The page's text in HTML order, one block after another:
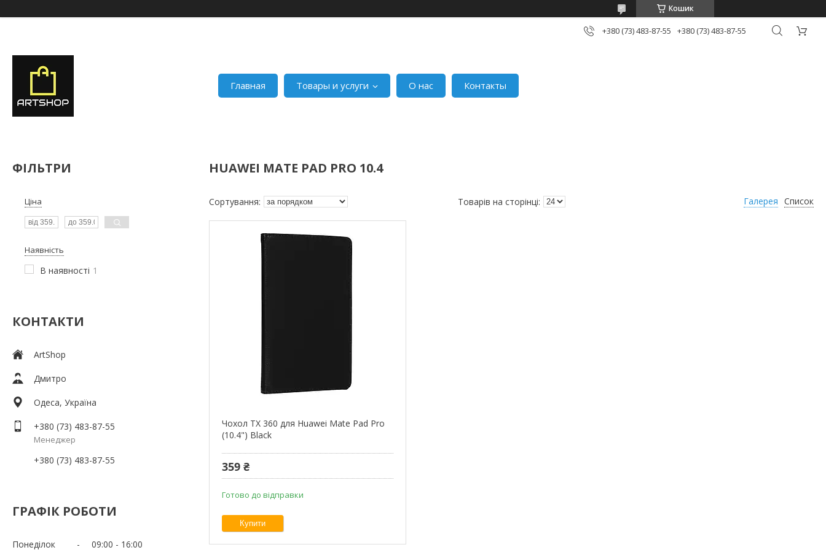
Кошик
+380 (73) 483-87-55 +380 (73) 483-87-55
Главная Товары и услуги О нас Контакты
ФІЛЬТРИ
Ціна
Наявність
В наявності 1
КОНТАКТИ
ArtShop
Дмитро
Одеса, Україна
+380 (73) 483-87-55
Менеджер
+380 (73) 483-87-55
ГРАФІК РОБОТИ
Понеділок 09:00 16:00
HUAWEI MATE PAD PRO 10.4
Галерея Список
Чохол TX 360 для Huawei Mate Pad Pro
(10.4") Black
359 ₴
Готово до відправки
Купити